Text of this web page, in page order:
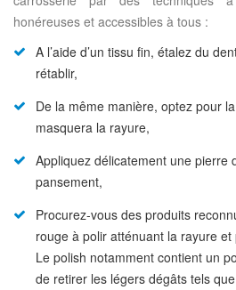
honéreuses et accessibles à tous :
A l’aide d’un tissu fin, étalez du
rétablir,
De la même manière, optez pour
masquera la rayure,
Appliquez délicatement une pierre
pansement,
Procurez-vous des produits
rouge à polir atténuant la rayure
Le polish notamment contient un
de retirer les légers dégâts tels